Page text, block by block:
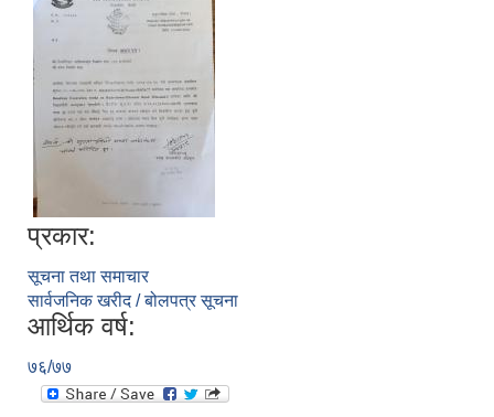
प्रकार:
सूचना तथा समाचार
सार्वजनिक खरीद / बोलपत्र सूचना
आर्थिक वर्ष:
७६/७७